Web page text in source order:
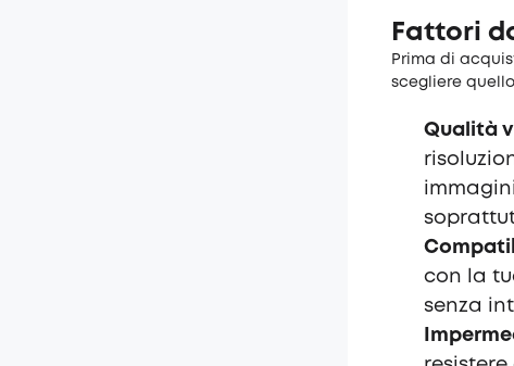
Fattori
Prima di
scegliere
Qualità
con la
senza